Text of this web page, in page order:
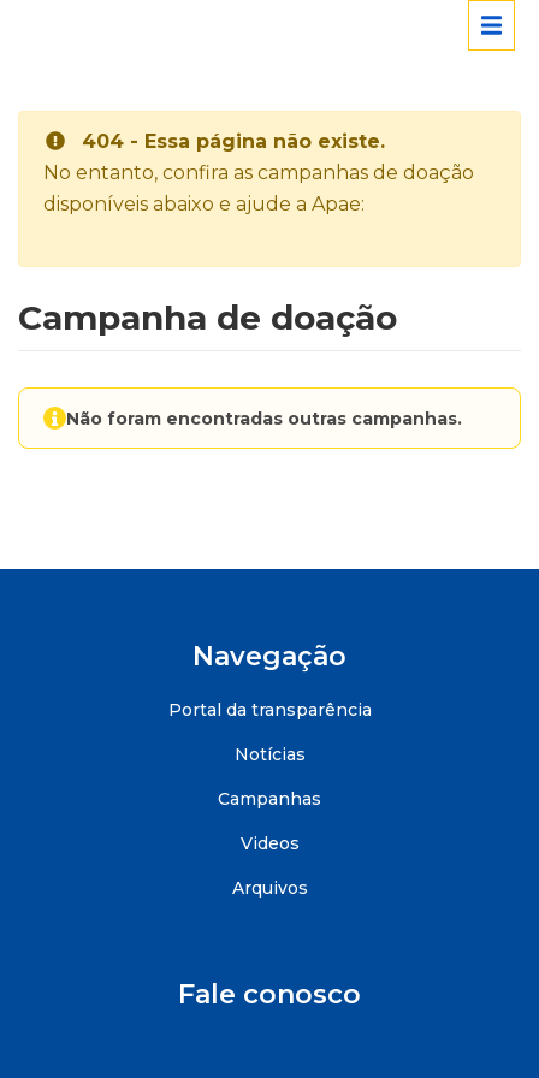
404 - Essa página não existe.
No entanto, confira as campanhas de doação
disponíveis abaixo e ajude a Apae:
Campanha de doação
Não foram encontradas outras campanhas.
Navegação
Portal da transparência
Notícias
Campanhas
Videos
Arquivos
Fale conosco